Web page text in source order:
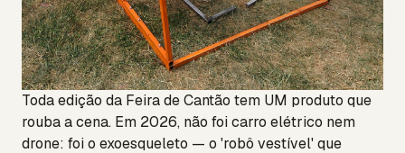
Toda edição da Feira de Cantão tem UM produto que
rouba a cena. Em 2026, não foi carro elétrico nem
drone: foi o exoesqueleto — o 'robô vestível' que